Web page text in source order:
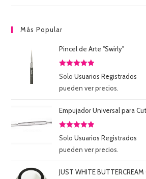
Más Popular
Pincel de Arte "Swirly"
Valorado
5
SoloUsuarios Registrados
pueden ver precios.
Empujador Universal para
Valorado
5
SoloUsuarios Registrados
pueden ver precios.
JUST WHITE BUTTERCREAM